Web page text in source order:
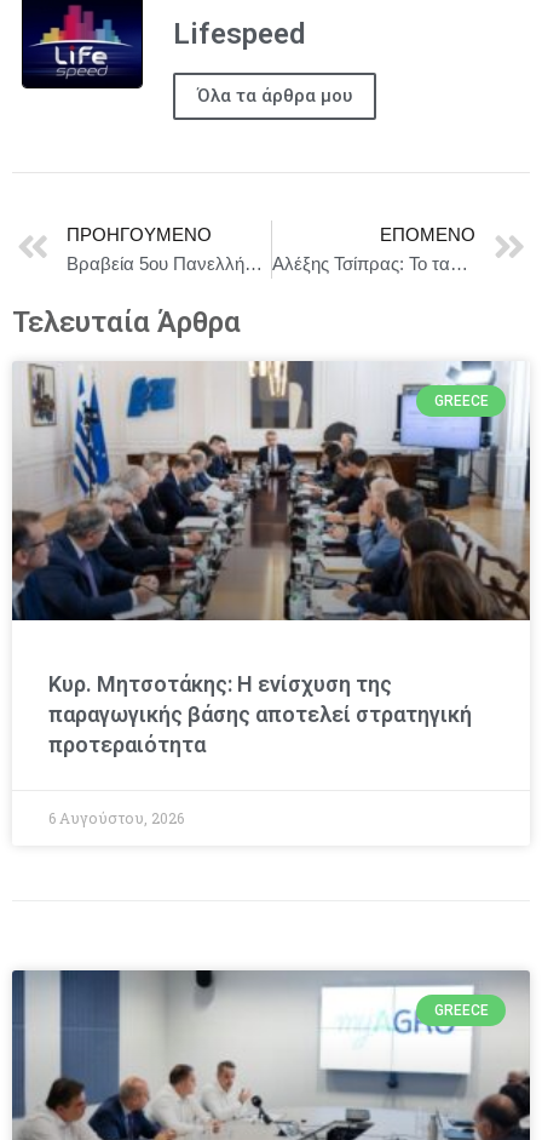
Lifespeed
Όλα τα άρθρα μου
ΠΡΟΗΓΟΎΜΕΝΟ
Βραβεία 5ου Πανελλήνιου Διαγωνισμού Πρωτότυπων Μονολόγων Συγγραφής και Ερμηνείας επί Σκηνής της Ένωσης Σεναριογράφων Ελλάδος
ΕΠΌΜΕΝΟ
Αλέξης Τσίπρας: Το ταξίδι συνεχίζεται…
Τελευταία Άρθρα
GREECE
Κυρ. Μητσοτάκης: Η ενίσχυση της
παραγωγικής βάσης αποτελεί στρατηγική
προτεραιότητα
6 Αυγούστου, 2026
GREECE